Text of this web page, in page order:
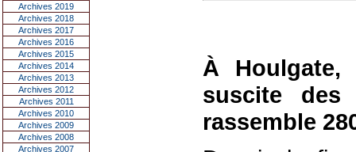
Archives 2019
Archives 2018
Archives 2017
Archives 2016
Archives 2015
Archives 2014
Archives 2013
Archives 2012
Archives 2011
Archives 2010
Archives 2009
Archives 2008
Archives 2007
À Houlgate,
suscite
rassemble